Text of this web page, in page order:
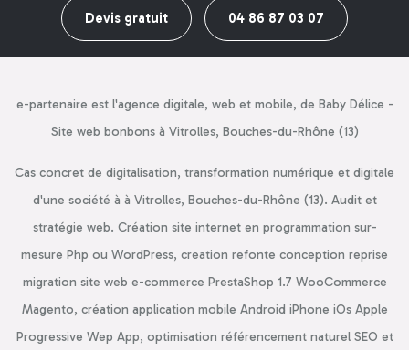
Devis gratuit 04 86 87 03 07
e-partenaire est l'agence digitale, web et mobile, de Baby Délice -
Site web bonbons à Vitrolles, Bouches-du-Rhône (13)
Cas concret de digitalisation, transformation numérique et digitale
d'une société à à Vitrolles, Bouches-du-Rhône (13). Audit et
stratégie web. Création site internet en programmation sur-
mesure Php ou WordPress, creation refonte conception reprise
migration site web e-commerce PrestaShop 1.7 WooCommerce
Magento, création application mobile Android iPhone iOs Apple
Progressive Wep App, optimisation référencement naturel SEO et